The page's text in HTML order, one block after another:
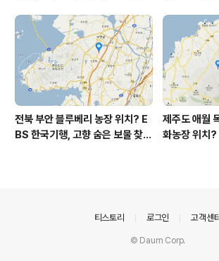
상남도 함양군 가볼 만한 곳, 용추
계곡 향운암 명천스님, 덕유산 황
석산 거망산 기백산
전북 부안 블루베리 농장 위치? E
BS 한국기행, 고향 숨은 보물 찾
제주도 애월
화농장 위치
티스토리 로그인 고객센
© Daum Corp.